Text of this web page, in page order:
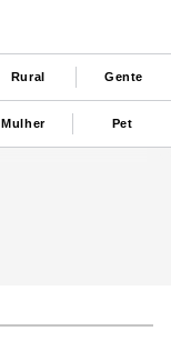
Rural Gente
Mulher Pet